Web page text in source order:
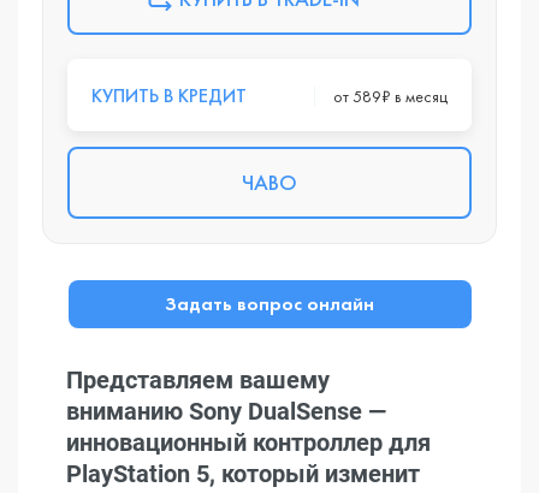
КУПИТЬ В КРЕДИТ от 589₽ в месяц
ЧАВО
Задать вопрос онлайн
Представляем вашему
вниманию Sony DualSense —
инновационный контроллер для
PlayStation 5, который изменит